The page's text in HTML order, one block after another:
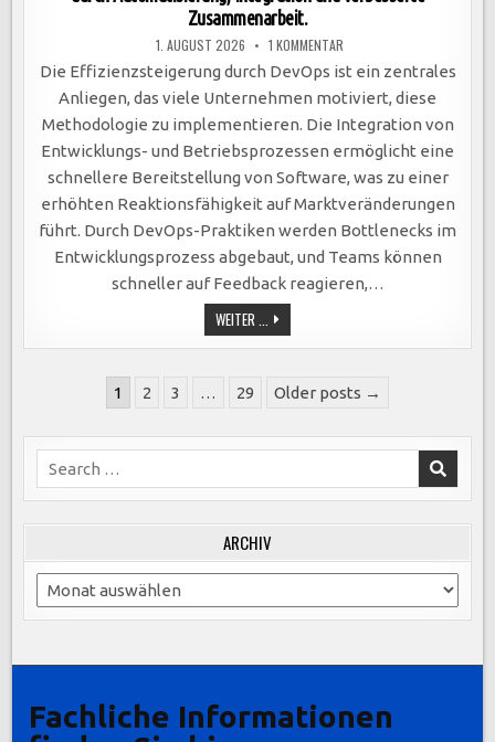
Zusammenarbeit.
1. AUGUST 2026 1 KOMMENTARZU
DEVOPS
STEIGERT
EFFIZIENZ:
SCHNELLERE
SOFTWAREBEREITSTELLUNG
DURCH
AUTOMATISIERUNG,
INTEGRATION
UND
VERBESSERTE
ZUSAMMENARBEIT.
Die Effizienzsteigerung durch DevOps ist ein zentrales
Anliegen, das viele Unternehmen motiviert, diese
Methodologie zu implementieren. Die Integration von
Entwicklungs- und Betriebsprozessen ermöglicht eine
schnellere Bereitstellung von Software, was zu einer
erhöhten Reaktionsfähigkeit auf Marktveränderungen
führt. Durch DevOps-Praktiken werden Bottlenecks im
Entwicklungsprozess abgebaut, und Teams können
schneller auf Feedback reagieren,…
WEITER ... DEVOPS
STEIGERT
EFFIZIENZ:
DURCH
AUTOMATISIERUNG,
UND
VERBESSERTE
Seitennummerierung
Beiträge
1 2 3 … 29 Older posts →
Search
for:
ARCHIV
Archiv
Fachliche Informationen